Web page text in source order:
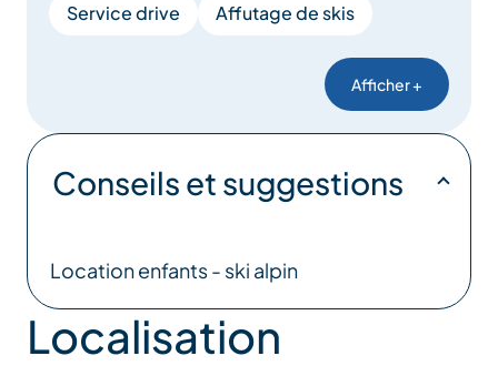
Service drive
Affutage de skis
Afficher +
Conseils et suggestions
Location enfants - ski alpin
Localisation